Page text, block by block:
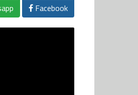
Facebook